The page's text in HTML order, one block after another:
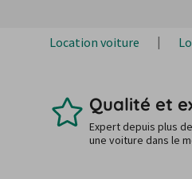
Location voiture
Qualité et
Expert depuis plus
une voiture dans le